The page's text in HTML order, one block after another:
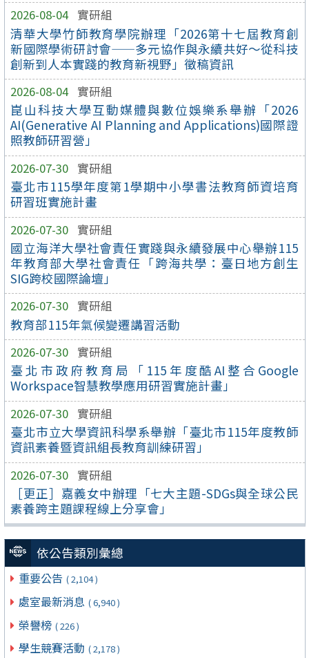
2026-08-04 實研組
清華大學竹師教育學院辦理「2026第十七屆教育創
新國際學術研討會——多元協作與永續共好～從科技
創新到人本實踐的教育新視野」徵稿資訊
2026-08-04 實研組
崑山科技大學互動媒體與數位娛樂系舉辦「2026
AI(Generative AI Planning and Applications)國際證
照教師研習營」
2026-07-30 實研組
臺北市115學年度第1學期中小學書法教育師資培育
研習班實施計畫
2026-07-30 實研組
國立海洋大學社會責任實踐與永續發展中心舉辦115
年教育部大學社會責任「跨海共學：臺日地方創生
SIG跨校國際論壇」
2026-07-30 實研組
教育部115年氣候變遷講習活動
2026-07-30 實研組
臺北市政府教育局「115年度酷AI整合Google
Workspace智慧教學應用研習實施計畫」
2026-07-30 實研組
臺北市立大學資訊科學系舉辦「臺北市115年度教師
資訊素養暨資訊組長教育訓練研習」
2026-07-30 實研組
［更正］嘉義女中辦理「七大主題-SDGs與全球公民
素養跨主題課程線上分享會」
依公告類別彙總
重要公告 ( 2,104 )
處室最新消息 ( 6,940 )
榮譽榜 ( 226 )
學生競賽活動 ( 2,178 )